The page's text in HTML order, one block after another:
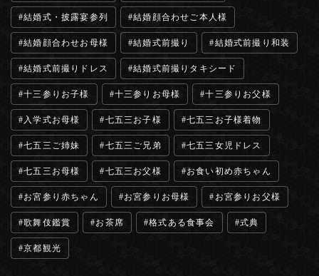
結婚式・披露宴参列 結婚顔合わせご本人様
結婚顔合わせお母様 結婚式前撮り 結婚式前撮り和装
結婚式前撮りドレス 結婚式前撮りタキシード
十三参りお子様 十三参りお母様 十三参りお父様
入学式お母様 七五三お子様 七五三お子様着物
七五三ご姉妹 七五三ご兄弟 七五三女児ドレス
七五三お母様 七五三お父様 お食い初め赤ちゃん
お宮参り赤ちゃん お宮参りお母様 お宮参りお父様
歌舞伎鑑賞 お茶席 格式ある食事会 式典
京都観光